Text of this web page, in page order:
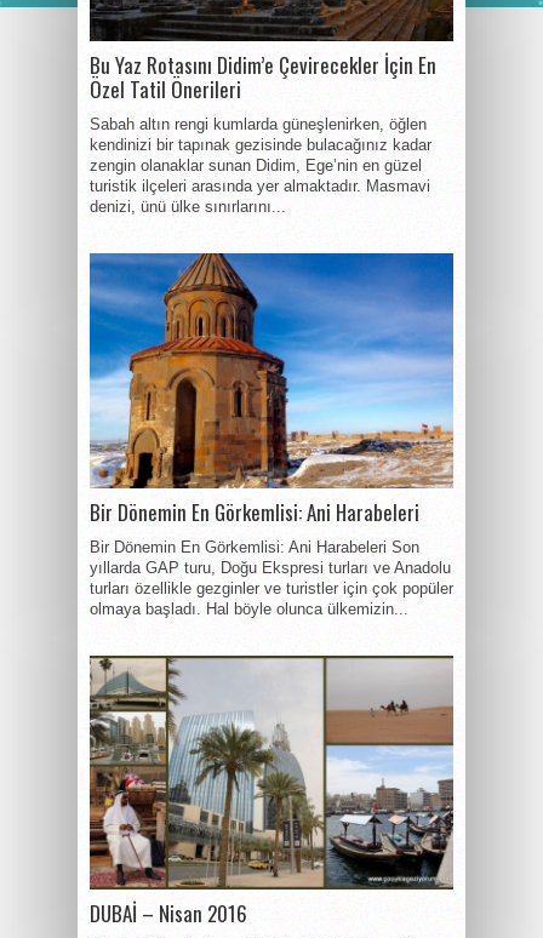
Bu Yaz Rotasını Didim’e Çevirecekler İçin En
Özel Tatil Önerileri
Sabah altın rengi kumlarda güneşlenirken, öğlen
kendinizi bir tapınak gezisinde bulacağınız kadar
zengin olanaklar sunan Didim, Ege’nin en güzel
turistik ilçeleri arasında yer almaktadır. Masmavi
denizi, ünü ülke sınırlarını...
Bir Dönemin En Görkemlisi: Ani Harabeleri
Bir Dönemin En Görkemlisi: Ani Harabeleri Son
yıllarda GAP turu, Doğu Ekspresi turları ve Anadolu
turları özellikle gezginler ve turistler için çok popüler
olmaya başladı. Hal böyle olunca ülkemizin...
DUBAİ – Nisan 2016